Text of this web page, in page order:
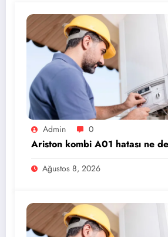
Admin 0
Ariston kombi A01 hatası ne
Ağustos 8, 2026